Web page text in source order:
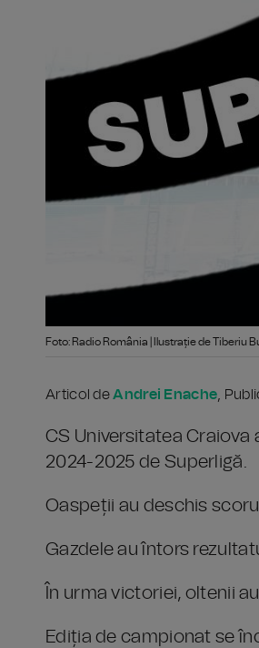
Foto: Radio România | Ilustrație de Tiberiu
Articol deAndrei Enache,
CS Universitatea Craiova
2024-2025 de Superligă.
Oaspeții au deschis
Gazdele au întors
În urma victoriei, oltenii
Ediția de campionat se